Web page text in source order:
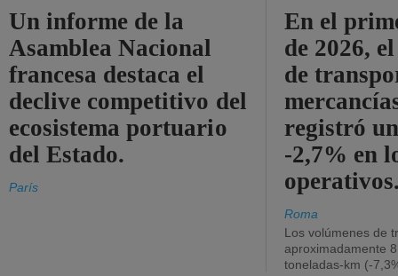
Un informe de la
Asamblea Nacional
francesa destaca el
declive competitivo del
ecosistema portuario
del Estado.
París
En el
de 2026,
de
registró
-2,7% en
Roma
Los volúmenes de
aproximadamente
toneladas-km (-